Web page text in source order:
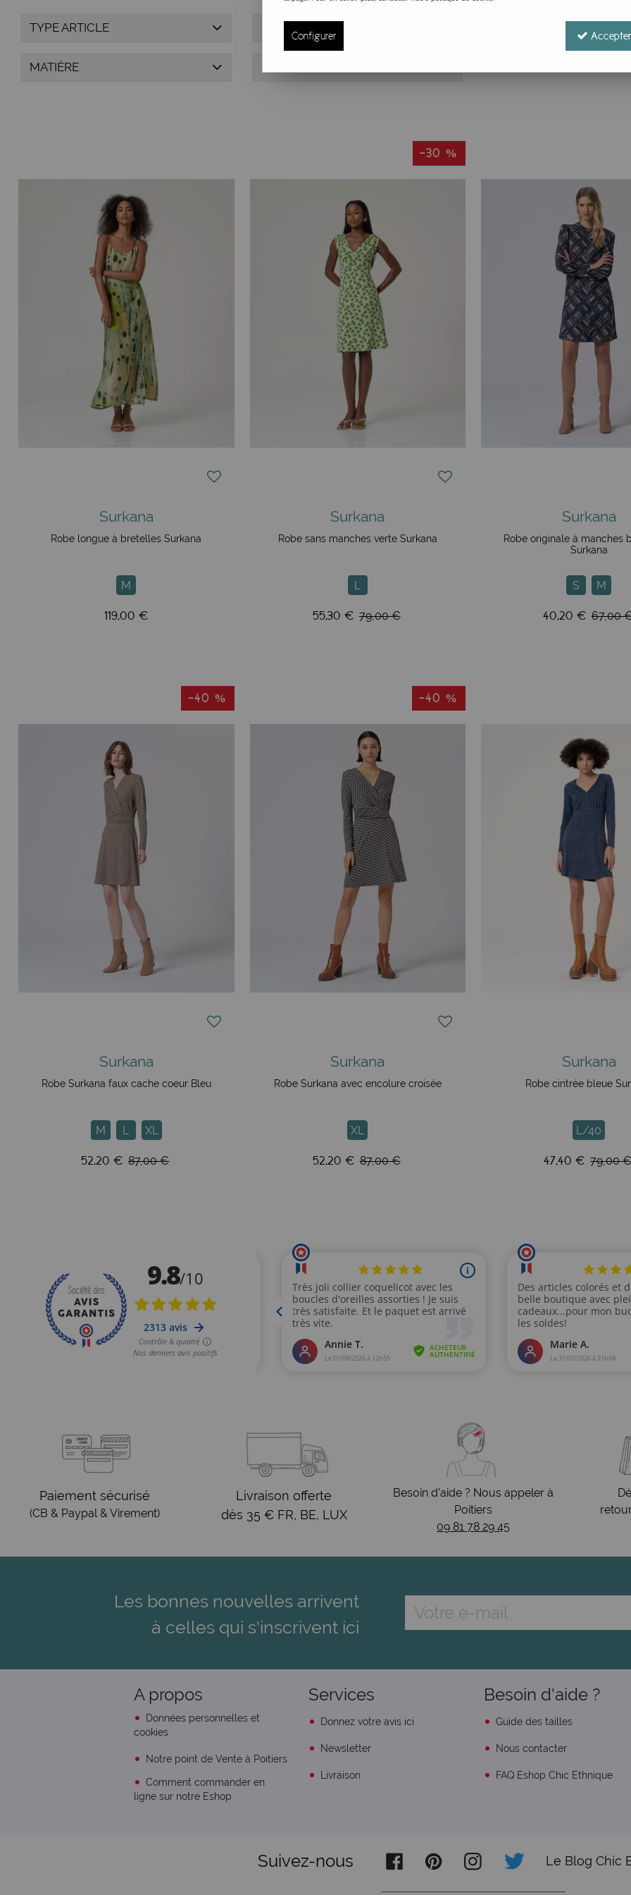
TYPE ARTICLE
MATIÈRE
Surkana
Robe longue à bretelles Surkana
M
119,00 €
-30 %
Surkana
Robe sans manches verte Surkana
L
55,30 € 79,00 €
Surkana
Robe originale à manches
Surkana
S M
40,20 € 67,00
-40 %
Surkana
Robe Surkana faux cache coeur Bleu
M L XL
52,20 € 87,00 €
-40 %
Surkana
Robe Surkana avec encolure croisée
XL
52,20 € 87,00 €
Surkana
Robe cintrée bleue
L/40
47,40 € 79,00
Paiement sécurisé
(CB & Paypal & Virement)
Livraison offerte
dès 35 € FR, BE, LUX
Besoin d’aide ? Nous appeler à
Poitiers
09 81 78 29 45
Les bonnes nouvelles arrivent
à celles qui s'inscrivent ici
A propos
Données personnelles et
cookies
Notre point de Vente à Poitiers
Comment commander en
ligne sur notre Eshop
Services
Donnez votre avis ici
Newsletter
Livraison
Besoin d'aide ?
Guide des tailles
Nous contacter
FAQ Eshop Chic Ethnique
Suivez-nous Le Blog Chic
Configurer